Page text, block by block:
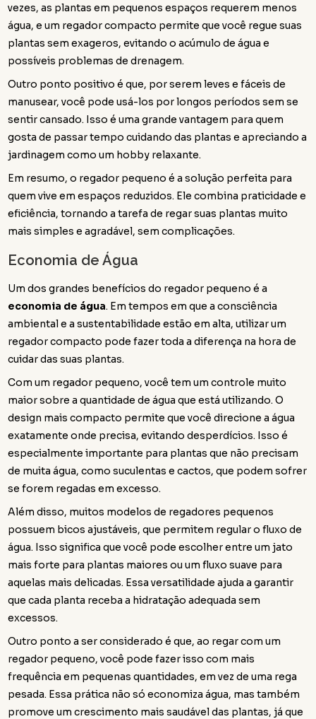
vezes, as plantas em pequenos espaços requerem menos
água, e um regador compacto permite que você regue suas
plantas sem exageros, evitando o acúmulo de água e
possíveis problemas de drenagem.
Outro ponto positivo é que, por serem leves e fáceis de
manusear, você pode usá-los por longos períodos sem se
sentir cansado. Isso é uma grande vantagem para quem
gosta de passar tempo cuidando das plantas e apreciando a
jardinagem como um hobby relaxante.
Em resumo, o regador pequeno é a solução perfeita para
quem vive em espaços reduzidos. Ele combina praticidade e
eficiência, tornando a tarefa de regar suas plantas muito
mais simples e agradável, sem complicações.
Economia de Água
Um dos grandes benefícios do regador pequeno é a
economia de água. Em tempos em que a consciência
ambiental e a sustentabilidade estão em alta, utilizar um
regador compacto pode fazer toda a diferença na hora de
cuidar das suas plantas.
Com um regador pequeno, você tem um controle muito
maior sobre a quantidade de água que está utilizando. O
design mais compacto permite que você direcione a água
exatamente onde precisa, evitando desperdícios. Isso é
especialmente importante para plantas que não precisam
de muita água, como suculentas e cactos, que podem sofrer
se forem regadas em excesso.
Além disso, muitos modelos de regadores pequenos
possuem bicos ajustáveis, que permitem regular o fluxo de
água. Isso significa que você pode escolher entre um jato
mais forte para plantas maiores ou um fluxo suave para
aquelas mais delicadas. Essa versatilidade ajuda a garantir
que cada planta receba a hidratação adequada sem
excessos.
Outro ponto a ser considerado é que, ao regar com um
regador pequeno, você pode fazer isso com mais
frequência em pequenas quantidades, em vez de uma rega
pesada. Essa prática não só economiza água, mas também
promove um crescimento mais saudável das plantas, já que